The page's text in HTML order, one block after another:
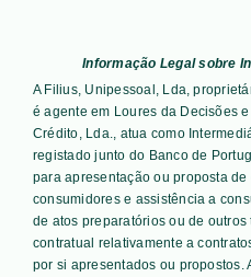
Informação Legal sobre
A Filius, Unipessoal, Lda,
é agente em Loures da Decisões
Crédito, Lda., atua como
registado junto do Banco de
para apresentação ou proposta
consumidores e assistência a
de atos preparatórios ou de
contratual relativamente a
por si apresentados ou propostos.